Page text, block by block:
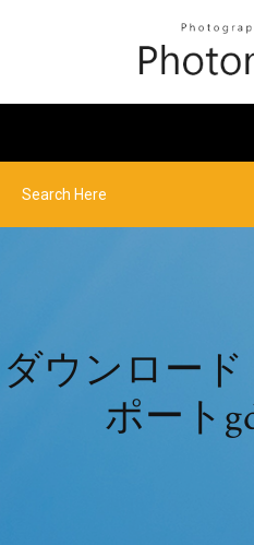
ダウンロー
ポート